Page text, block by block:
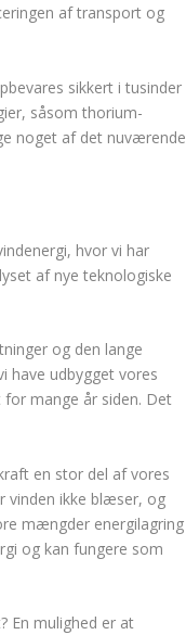
af transport og
sikkert i tusinder
såsom thorium-
noget af det nuværende
hvor vi har
af nye teknologiske
og den lange
have udbygget vores
mange år siden. Det
en stor del af vores
vinden ikke blæser, og
mængder energilagring
og kan fungere som
En mulighed er at